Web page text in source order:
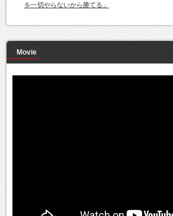
を一切やらないから勝てる」
Movie